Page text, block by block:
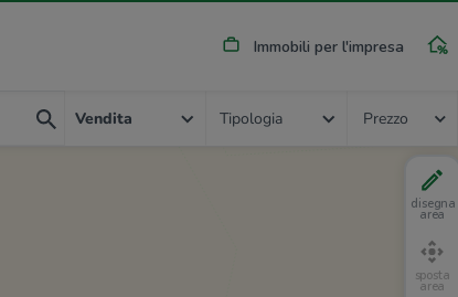
Immobili per l'impresa
Vendita Tipologia Prezzo
disegna
area
sposta
area